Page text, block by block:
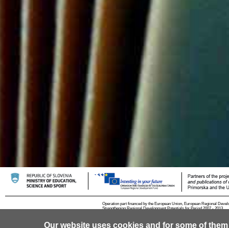
Our website uses cookies and for some of
Operation part financed by the European Union, European Regional
Strengthening Regional Development Potentials for Period 2007 - 2013.